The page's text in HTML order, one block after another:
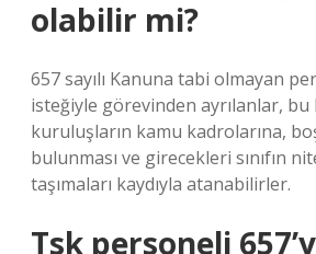
olabilir mi?
657 sayılı Kanuna tabi olmayan
isteğiyle görevinden ayrılanlar,
kuruluşların kamu kadrolarına,
bulunması ve girecekleri sınıfın
taşımaları kaydıyla atanabilirler.
Tsk personeli